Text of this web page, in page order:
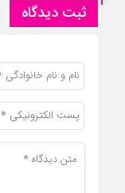
ثبت دیدگاه